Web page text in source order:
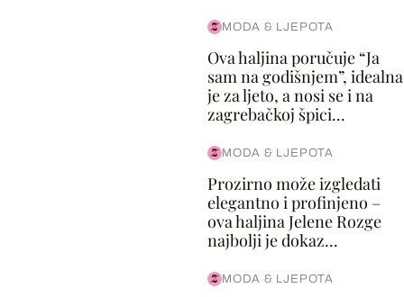
MODA & LJEPOTA
Ova haljina poručuje “Ja
sam na godišnjem”, idealna
je za ljeto, a nosi se i na
zagrebačkoj špici...
MODA & LJEPOTA
Prozirno može izgledati
elegantno i profinjeno –
ova haljina Jelene Rozge
najbolji je dokaz...
MODA & LJEPOTA